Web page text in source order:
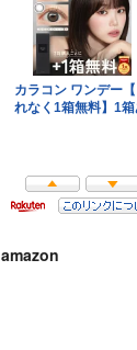
amazon